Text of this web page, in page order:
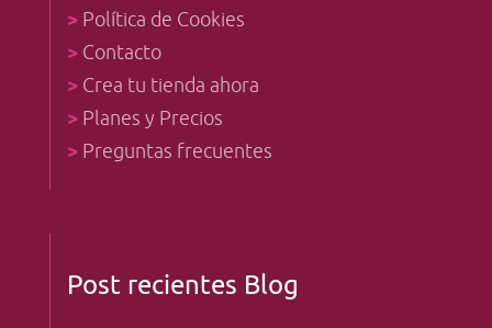
> Política de Cookies
> Contacto
> Crea tu tienda ahora
> Planes y Precios
> Preguntas frecuentes
Post recientes Blog